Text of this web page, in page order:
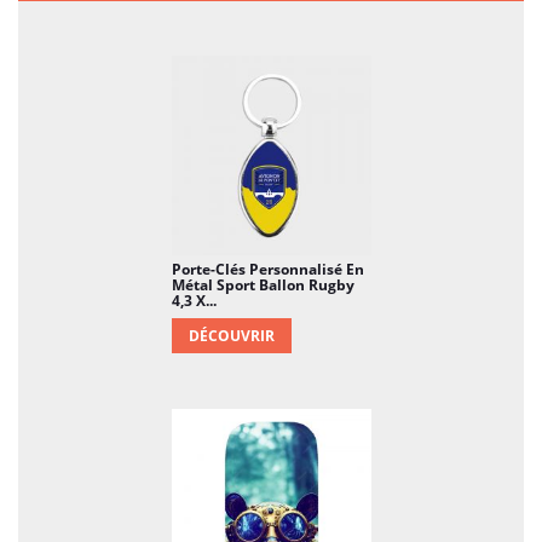
sportif, qu'il s'agisse de football, de
Matériau en Métal de Qualité :
en métal de haute qualité, cet accessoire
allie robustesse et élégance. Le métal
confère une durabilité exceptionnelle tout
en offrant un aspect moderne et soigné
au porte-clés.
Dimensions Compactes et Légères :
Avec des dimensions adaptées, ce porte-
une poche, un sac à main ou à attacher à
une ceinture, tout en ajoutant une note
sportive à votre quotidien.
Porte-Clés Personnalisé En
Métal Sport Ballon Rugby
4,3 X...
DÉCOUVRIR